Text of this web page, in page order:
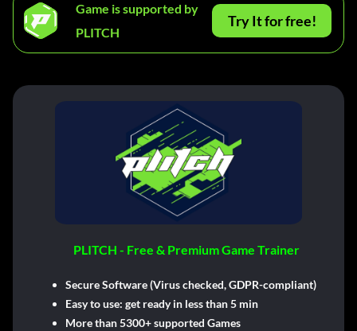
Game is supported by
PLITCH
Try It for free!
PLITCH - Free & Premium Game Trainer
Secure Software (Virus checked, GDPR-compliant)
Easy to use: get ready in less than 5 min
More than 5300+ supported Games